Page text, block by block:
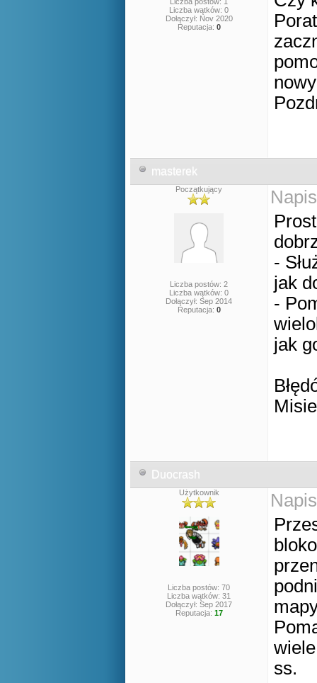
Liczba wątków: 0
Dołączył: Nov 2020
Reputacja: 0
masterek
Początkujący
Liczba postów: 2
Liczba wątków: 0
Dołączył: Sep 2014
Reputacja: 0
-
jak
-
jak
Duocrash
Użytkownik
Liczba postów: 70
Liczba wątków: 31
Dołączył: Sep 2017
Reputacja: 17
ss.